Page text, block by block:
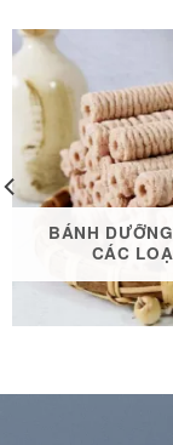
BÁNH
CÁC